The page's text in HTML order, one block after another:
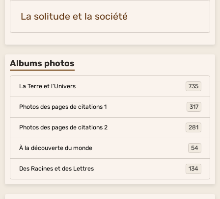
La solitude et la société
Albums photos
La Terre et l'Univers 735
Photos des pages de citations 1 317
Photos des pages de citations 2 281
À la découverte du monde 54
Des Racines et des Lettres 134